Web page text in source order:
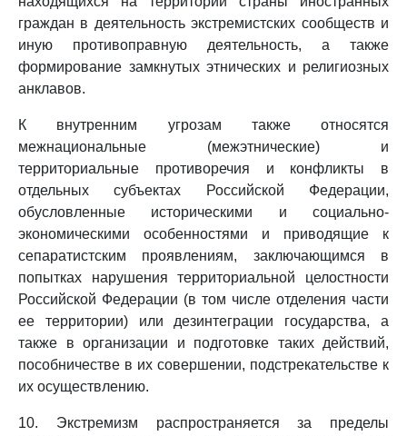
граждан в деятельность экстремистских сообществ и
иную противоправную деятельность, а также
формирование замкнутых этнических и религиозных
анклавов.
К внутренним угрозам также относятся
межнациональные (межэтнические) и
территориальные противоречия и конфликты в
отдельных субъектах Российской Федерации,
обусловленные историческими и социально-
экономическими особенностями и приводящие к
сепаратистским проявлениям, заключающимся в
попытках нарушения территориальной целостности
Российской Федерации (в том числе отделения части
ее территории) или дезинтеграции государства, а
также в организации и подготовке таких действий,
пособничестве в их совершении, подстрекательстве к
их осуществлению.
10. Экстремизм распространяется за пределы